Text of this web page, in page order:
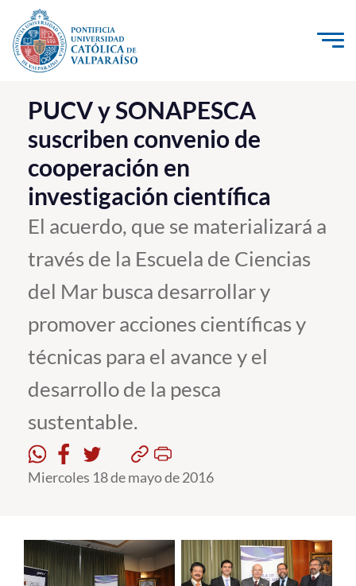
Click acá para ir directamente al contenido
La Universidad
Investigación, Creación e Innovación
PUCV Internacional
Vinculación con el Medio
Admisión
Pregrado
Formación Continua
Estudiantes
Académicos
Funcionarios
English
PUCV y SONAPESCA
suscriben convenio de
cooperación en
investigación científica
El acuerdo, que se materializará a
través de la Escuela de Ciencias
del Mar busca desarrollar y
promover acciones científicas y
técnicas para el avance y el
desarrollo de la pesca
sustentable.
Miercoles 18 de mayo de 2016